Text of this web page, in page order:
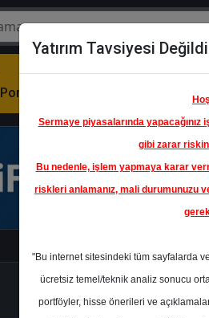
Model
Portföy
Hisse
Öne
Çıkanlar
Yatırım Tavsiyesi
Sermaye piyasalarında
gibi zarar
Bu nedenle, işlem yapmaya karar
riskleri anlamanız, mali durumunuzu
"Bu internet sitesindeki tüm sayfalarda
ücretsiz temel/teknik analiz sonucu
portföyler, hisse önerileri ve